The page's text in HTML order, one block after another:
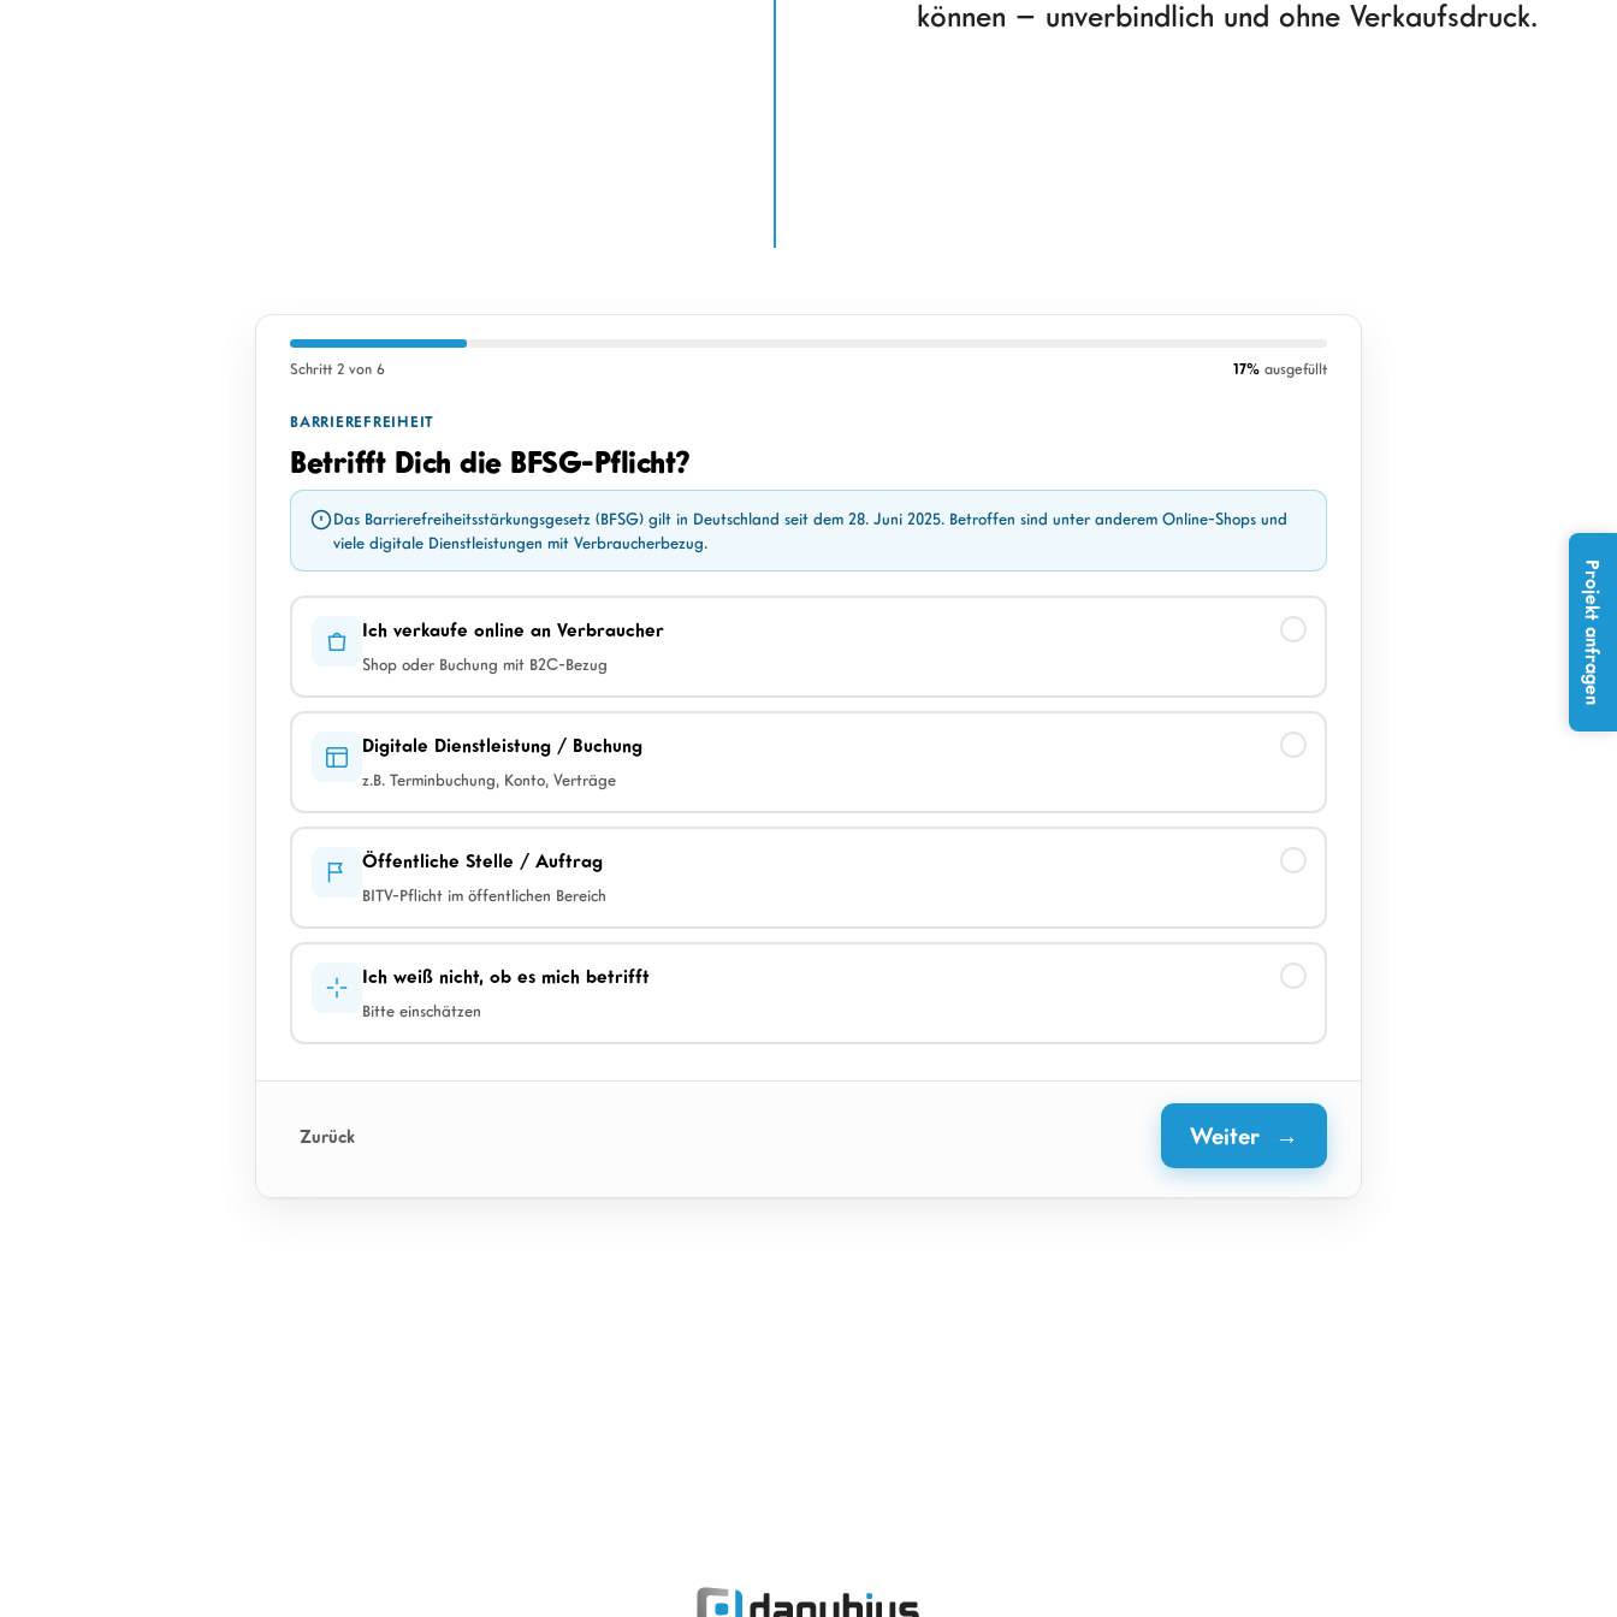
Projekt anfragen
können – unverbindlich und ohne Verkaufsdruck.
Schritt 2 von 6 17% ausgefüllt
BARRIEREFREIHEIT
Betrifft Dich die BFSG-Pflicht?
Das Barrierefreiheitsstärkungsgesetz (BFSG) gilt in Deutschland seit dem 28. Juni 2025. Betroffen sind unter anderem Online-Shops und
viele digitale Dienstleistungen mit Verbraucherbezug.
Ich verkaufe online an Verbraucher
Shop oder Buchung mit B2C-Bezug
Digitale Dienstleistung / Buchung
z.B. Terminbuchung, Konto, Verträge
Öffentliche Stelle / Auftrag
BITV-Pflicht im öffentlichen Bereich
Ich weiß nicht, ob es mich betrifft
Bitte einschätzen
Zurück Weiter →